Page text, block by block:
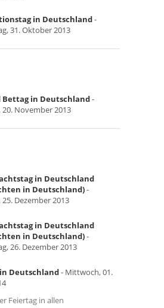
in Deutschland-
31. Oktober 2013
Bettag in Deutschland-
November 2013
in Deutschland
in Deutschland)-
Dezember 2013
in Deutschland
in Deutschland)-
26. Dezember 2013
Deutschland- Mittwoch, 01.
Feiertag in allen